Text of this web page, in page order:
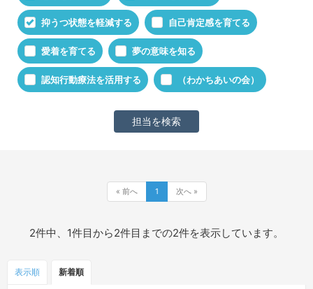
抑うつ状態を軽減する 自己肯定感を育てる
愛着を育てる 夢の意味を知る
認知行動療法を活用する （わかちあいの会）
« 前へ 1 次へ »
2件中、1件目から2件目までの2件を表示しています。
表示順 新着順